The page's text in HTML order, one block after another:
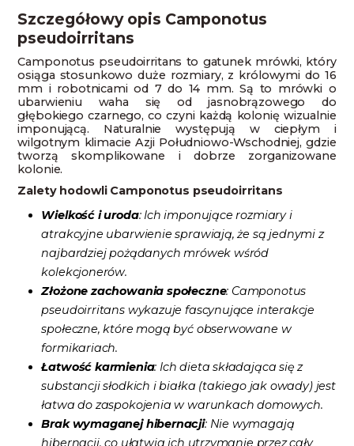
Szczegółowy opis Camponotus
pseudoirritans
Camponotus pseudoirritans to gatunek mrówki, który
osiąga stosunkowo duże rozmiary, z królowymi do 16
mm i robotnicami od 7 do 14 mm. Są to mrówki o
ubarwieniu waha się od jasnobrązowego do
głębokiego czarnego, co czyni każdą kolonię wizualnie
imponującą. Naturalnie występują w ciepłym i
wilgotnym klimacie Azji Południowo-Wschodniej, gdzie
tworzą skomplikowane i dobrze zorganizowane
kolonie.
Zalety hodowli Camponotus pseudoirritans
Wielkość i uroda: Ich imponujące rozmiary i
atrakcyjne ubarwienie sprawiają, że są jednymi z
najbardziej pożądanych mrówek wśród
kolekcjonerów.
Złożone zachowania społeczne: Camponotus
pseudoirritans wykazuje fascynujące interakcje
społeczne, które mogą być obserwowane w
formikariach.
Łatwość karmienia: Ich dieta składająca się z
substancji słodkich i białka (takiego jak owady) jest
łatwa do zaspokojenia w warunkach domowych.
Brak wymaganej hibernacji: Nie wymagają
hibernacji, co ułatwia ich utrzymanie przez cały